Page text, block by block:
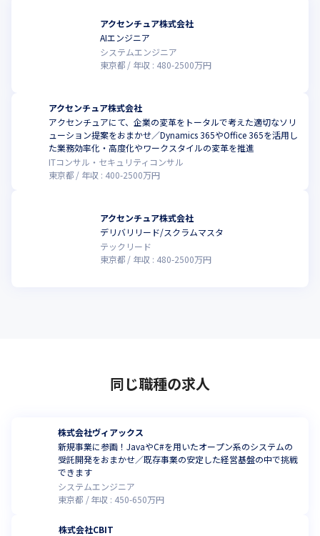
ルティングで培ってきた変革実現のナレッジや生産性向上を生む
ツール共有が奨励され、継続的に自社に対してもイノベーション
を実現し続けています。
“とことん考え抜き、ストレートに伝える“。立場に関わらず自分
の考えを率直に発言することが歓迎される、弊社のオープンなカ
ルチャーを表す際によく使われる言葉です。
アクセンチュア株式会社
AIエンジニア
システムエンジニア
東京都
年収 : 480-2500万円
アクセンチュア株式会社
アクセンチュアにて、企業の変革をトータルで考えた適切なソリ
ューション提案をおまかせ／Dynamics 365やOffice 365を活用し
た業務効率化・高度化やワークスタイルの変革を推進
ITコンサル・セキュリティコンサル
東京都
年収 : 400-2500万円
アクセンチュア株式会社
デリバリリード/スクラムマスタ
テックリード
東京都
年収 : 480-2500万円
同じ職種の求人
株式会社ヴィアックス
新規事業に参画！JavaやC#を用いたオープン系のシステムの
受託開発をおまかせ／既存事業の安定した経営基盤の中で挑戦
できます
システムエンジニア
東京都
年収 : 450-650万円
株式会社CBIT